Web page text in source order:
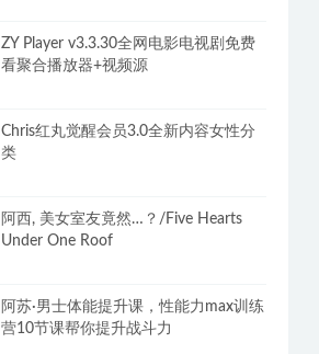
ZY Player v3.3.30全网电影电视剧免费
看聚合播放器+视频源
Chris红丸觉醒会员3.0全新内容女性分
类
阿西, 美女室友竟然…？/Five Hearts
Under One Roof
阿苏·男士体能提升课，性能力max训练
营10节课帮你提升战斗力